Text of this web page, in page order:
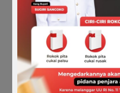
POS
Korupsi Tunjangan
Penuhi Panggilan
August 6, 2026
Alasan Kesehatan